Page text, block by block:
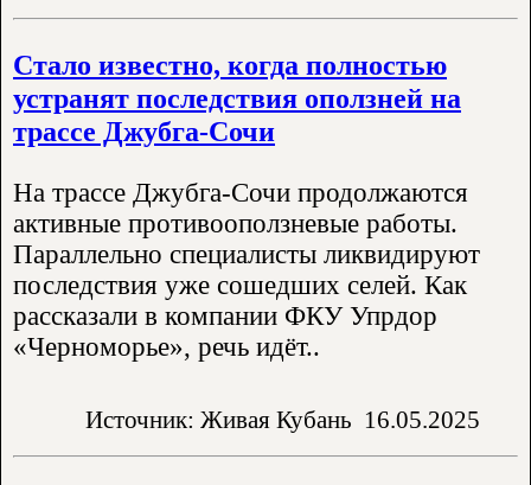
Стало известно, когда полностью
устранят последствия оползней на
трассе Джубга-Сочи
На трассе Джубга-Сочи продолжаются
активные противооползневые работы.
Параллельно специалисты ликвидируют
последствия уже сошедших селей. Как
рассказали в компании ФКУ Упрдор
«Черноморье», речь идёт..
Источник: Живая Кубань 16.05.2025